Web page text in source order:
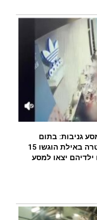
גניבות: בתום
חקירה מאומצת של חוקרי המשטרה באילת הוגשו 15
ילדיהם יצאו למסע